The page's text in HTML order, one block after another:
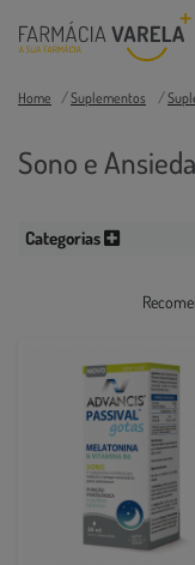
Home Suplementos
Sono e
Categorias